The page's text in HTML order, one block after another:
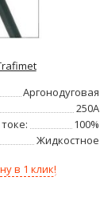
Аргонодуговая
250А
100%
Жидкостное
в 1 клик!